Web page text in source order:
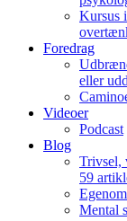
Kursus
Foredrag
eller
Videoer
Podcast
Blog
Trivsel,
59
Mental